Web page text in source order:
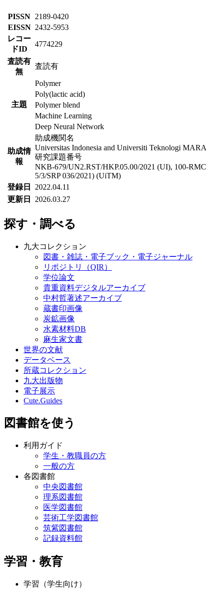
PISSN 2189-0420
EISSN 2432-5953
レコー
ドID
4774229
査読有
無
査読有
主題
Polymer
Poly(lactic acid)
Polymer blend
Machine Learning
Deep Neural Network
助成情
報
助成機関名
Universitas Indonesia and Universiti Teknologi MARA
研究課題番号
NKB-679/UN2.RST/HKP.05.00/2021 (UI), 100-RMC
5/3/SRP 036/2021) (UiTM)
登録日
2022.04.11
更新日
2026.03.27
探す・調べる
九大コレクション
図書・雑誌・電子ブック・電子ジャーナル
リポジトリ（QIR）
学位論文
貴重資料デジタルアーカイブ
中村哲著述アーカイブ
蔵書印画像
炭鉱画像
水素材料DB
麻生家文書
世界の文献
データベース
所蔵コレクション
九大出版物
電子展示
Cute.Guides
図書館を使う
利用ガイド
学生・教職員の方
一般の方
各図書館
中央図書館
理系図書館
医学図書館
芸術工学図書館
筑紫図書館
記録資料館
学習・教育
学習（学生向け）